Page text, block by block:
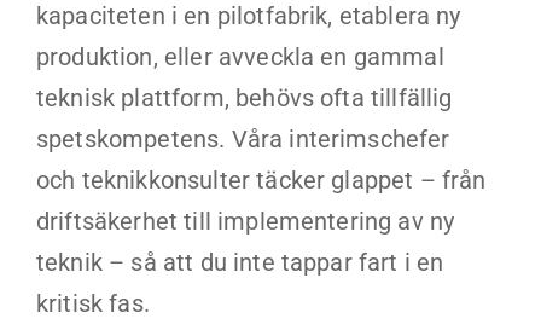
kapaciteten i en pilotfabrik, etablera ny
produktion, eller avveckla en gammal
teknisk plattform, behövs ofta tillfällig
spetskompetens. Våra interimschefer
och teknikkonsulter täcker glappet – från
driftsäkerhet till implementering av ny
teknik – så att du inte tappar fart i en
kritisk fas.